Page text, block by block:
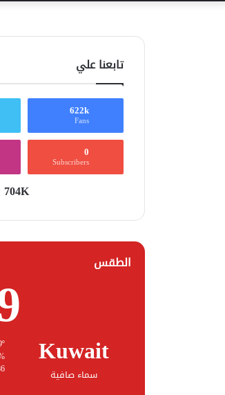
تابعنا علي
622k
Fans
0
Subscribers
704K
الطقس
Kuwait
سماء صافية
44º - 39º